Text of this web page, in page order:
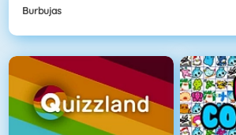
Burbujas